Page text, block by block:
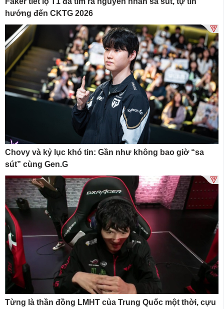
hướng đến CKTG 2026
Chovy và kỷ lục khó tin: Gần như không bao giờ “sa
sút” cùng Gen.G
Từng là thần đồng LMHT của Trung Quốc một thời, cựu